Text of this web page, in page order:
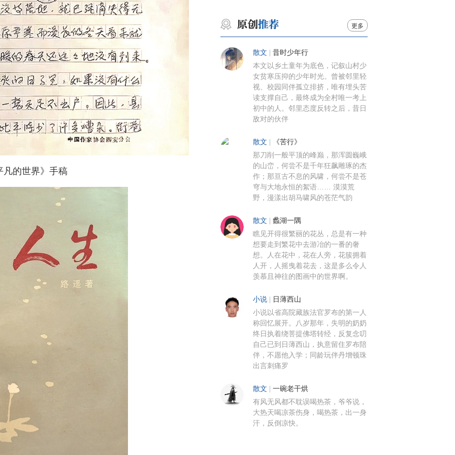
凡的世界》手稿
更多
散文 昔时少年行
本文以乡土童年为底色，记叙山村少
女贫寒压抑的少年时光。曾被邻里轻
视、校园同伴孤立排挤，唯有埋头苦
读支撑自己，最终成为全村唯一考上
初中的人。邻里态度反转之后，昔日
敌对的伙伴
散文 《苦行》
那刀削一般平顶的峰巅，那浑圆巍峨
的山峦，何尝不是千年狂飙雕琢的杰
作；那亘古不息的风啸，何尝不是苍
穹与大地永恒的絮语…… 漠漠荒
野，漫漾出胡马啸风的苍茫气韵
散文 蠡湖一隅
瞧见开得很繁丽的花丛，总是有一种
想要走到繁花中去游冶的一番的奢
想。人在花中，花在人旁，花簇拥着
人开，人摇曳着花去，这是多么令人
羡慕且神往的图画中的世界啊。
小说 日薄西山
小说以省高院藏族法官罗布的第一人
称回忆展开。八岁那年，失明的奶奶
终日执着绕菩提佛塔转经，反复念叨
自己已到日薄西山，执意留住罗布陪
伴，不愿他入学；同龄玩伴丹增顿珠
出言刺痛罗
散文 一碗老干烘
有风无风都不耽误喝热茶，爷爷说，
大热天喝凉茶伤身，喝热茶，出一身
汗，反倒凉快。